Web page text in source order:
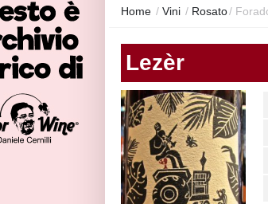
Home / Vini / Rosato/
Lezèr